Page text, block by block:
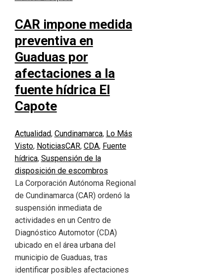
CAR impone medida
preventiva en
Guaduas por
afectaciones a la
fuente hídrica El
Capote
Actualidad, Cundinamarca, Lo Más
Visto, NoticiasCAR, CDA, Fuente
hídrica, Suspensión de la
disposición de escombros
La Corporación Autónoma Regional
de Cundinamarca (CAR) ordenó la
suspensión inmediata de
actividades en un Centro de
Diagnóstico Automotor (CDA)
ubicado en el área urbana del
municipio de Guaduas, tras
identificar posibles afectaciones